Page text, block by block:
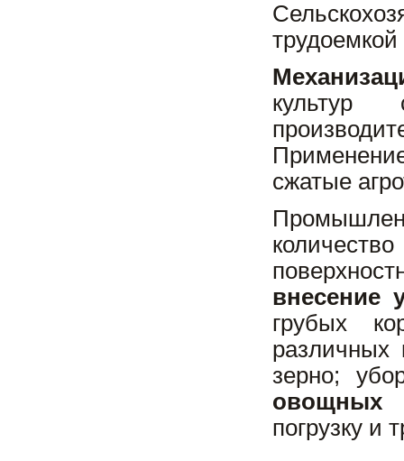
культур
сжатые
внесение
грубых
различных
зерно;
овощных
погрузку и